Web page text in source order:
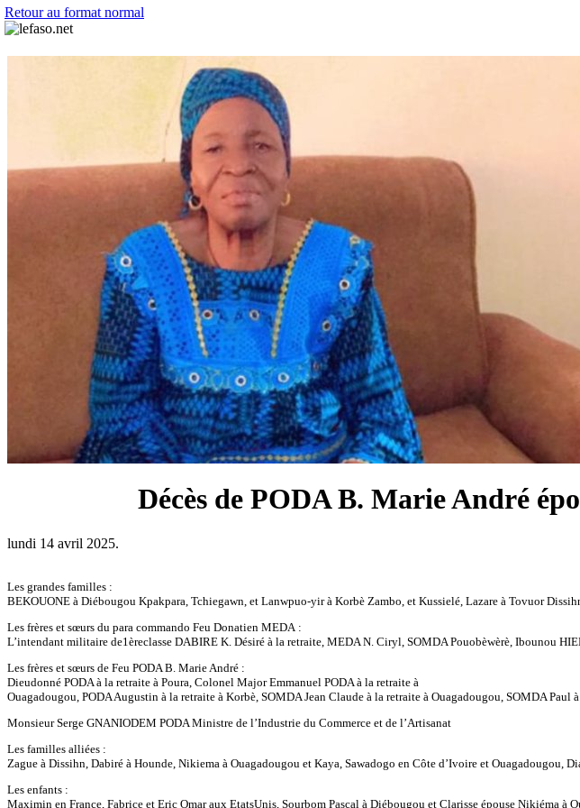
Retour au format normal
Décès de PODA B. Marie André
lundi 14 avril 2025.
Les grandes familles :
BEKOUONE à Diébougou Kpakpara, Tchiegawn, et Lanwpuo-yir à Korbè Zambo, et Kussielé, Lazare à Tovuor
Les frères et sœurs du para commando Feu Donatien MEDA :
L’intendant militaire de1èreclasse DABIRE K. Désiré à la retraite, MEDA N. Ciryl, SOMDA Pouobèwèrè, Ibounou
Les frères et sœurs de Feu PODA B. Marie André :
Dieudonné PODA à la retraite à Poura, Colonel Major Emmanuel PODA à la retraite à
Ouagadougou, PODA Augustin à la retraite à Korbè, SOMDA Jean Claude à la retraite à Ouagadougou, SOMDA
Monsieur Serge GNANIODEM PODA Ministre de l’Industrie du Commerce et de l’Artisanat
Les familles alliées :
Zague à Dissihn, Dabiré à Hounde, Nikiema à Ouagadougou et Kaya, Sawadogo en Côte d’Ivoire et Ouagadougou,
Les enfants :
Maximin en France, Fabrice et Eric Omar aux EtatsUnis, Sourbom Pascal à Diébougou et Clarisse épouse Nikiéma à